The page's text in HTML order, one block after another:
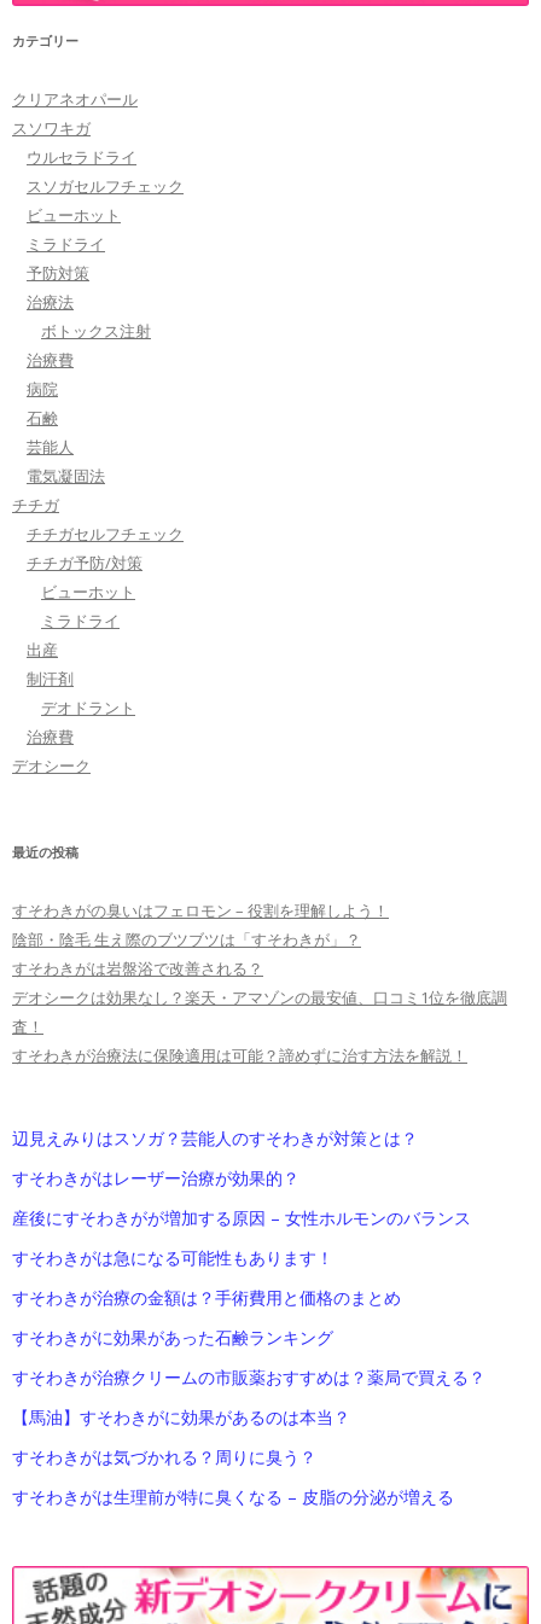
カテゴリー
クリアネオパール
スソワキガ
ウルセラドライ
スソガセルフチェック
ビューホット
ミラドライ
予防対策
治療法
ボトックス注射
治療費
病院
石鹸
芸能人
電気凝固法
チチガ
チチガセルフチェック
チチガ予防/対策
ビューホット
ミラドライ
出産
制汗剤
デオドラント
治療費
デオシーク
最近の投稿
すそわきがの臭いはフェロモン – 役割を理解しよう！
陰部・陰毛 生え際のブツブツは「すそわきが」？
すそわきがは岩盤浴で改善される？
デオシークは効果なし？楽天・アマゾンの最安値、口コミ1位を徹底調
査！
すそわきが治療法に保険適用は可能？諦めずに治す方法を解説！
辺見えみりはスソガ？芸能人のすそわきが対策とは？
すそわきがはレーザー治療が効果的？
産後にすそわきがが増加する原因 – 女性ホルモンのバランス
すそわきがは急になる可能性もあります！
すそわきが治療の金額は？手術費用と価格のまとめ
すそわきがに効果があった石鹸ランキング
すそわきが治療クリームの市販薬おすすめは？薬局で買える？
【馬油】すそわきがに効果があるのは本当？
すそわきがは気づかれる？周りに臭う？
すそわきがは生理前が特に臭くなる – 皮脂の分泌が増える